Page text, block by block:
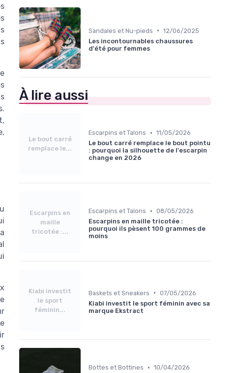
Sandales et Nu-pieds • 12/06/2025
Les incontournables chaussures
d'été pour femmes
À lire aussi
Le bout carré
remplace le...
Escarpins et Talons • 11/05/2026
Le bout carré remplace le bout pointu
: pourquoi la silhouette de l'escarpin
change en 2026
Escarpins en
maille
tricotée :...
Escarpins et Talons • 08/05/2026
Escarpins en maille tricotée :
pourquoi ils pèsent 100 grammes de
moins
Kiabi investit
le sport
féminin...
Baskets et Sneakers • 07/05/2026
Kiabi investit le sport féminin avec sa
marque Ekstract
Bottes et Bottines • 10/04/2026